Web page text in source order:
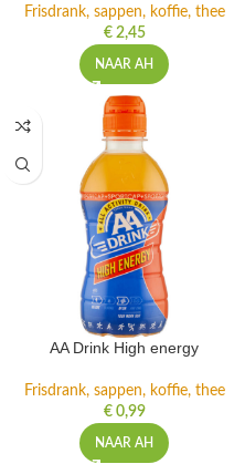
Frisdrank, sappen, koffie, thee
€2,45
NAAR AH
AA Drink High energy
Frisdrank, sappen, koffie, thee
€0,99
NAAR AH